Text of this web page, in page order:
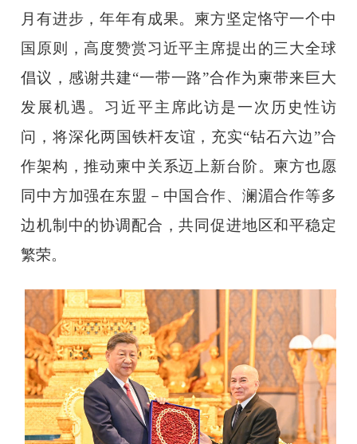
月有进步，年年有成果。柬方坚定恪守一个中
国原则，高度赞赏习近平主席提出的三大全球
倡议，感谢共建“一带一路”合作为柬带来巨大
发展机遇。习近平主席此访是一次历史性访
问，将深化两国铁杆友谊，充实“钻石六边”合
作架构，推动柬中关系迈上新台阶。柬方也愿
同中方加强在东盟－中国合作、澜湄合作等多
边机制中的协调配合，共同促进地区和平稳定
繁荣。